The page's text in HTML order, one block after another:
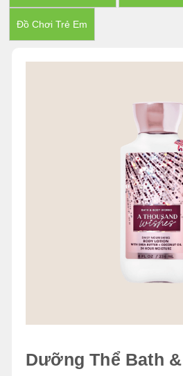
Đồ Chơi Trẻ Em
Dưỡng Thể Bath